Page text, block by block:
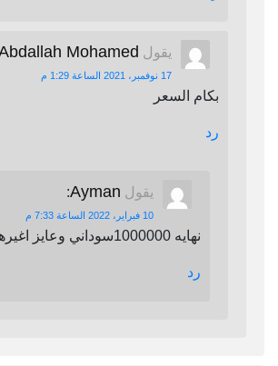
يقول Mohamed
17 نوفمبر، 2021 الساعة 1:29 م
بكام السعر
رد
يقول Ayman
:
10 فبراير، 2022 الساعة 7:33 م
نهايه 1000000سوداني وعايز اغيرهم
رد